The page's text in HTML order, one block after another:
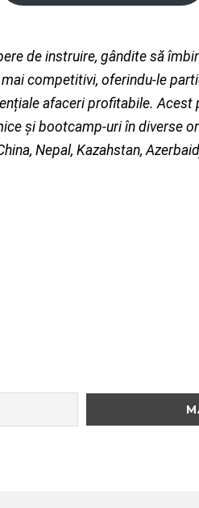
de instruire, gândite să
competitivi, oferindu-le
afaceri profitabile.
și bootcamp-uri în diverse
Nepal, Kazahstan,